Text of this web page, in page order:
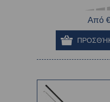
Από